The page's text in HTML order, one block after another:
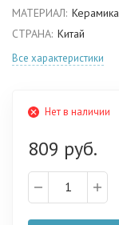
МАТЕРИАЛ: Керамика
СТРАНА: Китай
Все характеристики
Нет в наличии
809 руб.